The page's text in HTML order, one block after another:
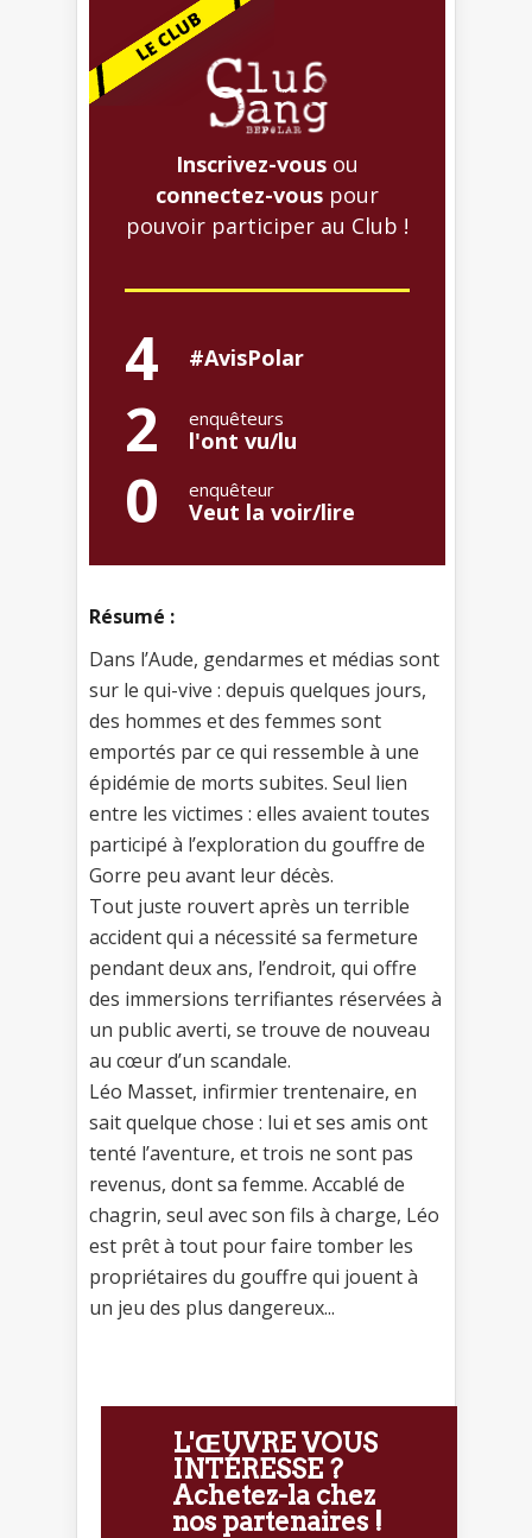
Inscrivez-vous ou
connectez-vous pour
pouvoir participer au Club !
4 #AvisPolar
2 enquêteurs
l'ont vu/lu
0 enquêteur
Veut la voir/lire
Résumé :
Dans l’Aude, gendarmes et médias sont
sur le qui-vive : depuis quelques jours,
des hommes et des femmes sont
emportés par ce qui ressemble à une
épidémie de morts subites. Seul lien
entre les victimes : elles avaient toutes
participé à l’exploration du gouffre de
Gorre peu avant leur décès.
Tout juste rouvert après un terrible
accident qui a nécessité sa fermeture
pendant deux ans, l’endroit, qui offre
des immersions terrifiantes réservées à
un public averti, se trouve de nouveau
au cœur d’un scandale.
Léo Masset, infirmier trentenaire, en
sait quelque chose : lui et ses amis ont
tenté l’aventure, et trois ne sont pas
revenus, dont sa femme. Accablé de
chagrin, seul avec son fils à charge, Léo
est prêt à tout pour faire tomber les
propriétaires du gouffre qui jouent à
un jeu des plus dangereux...
L'ŒUVRE VOUS
INTÉRESSE ?
Achetez-la chez
nos partenaires !